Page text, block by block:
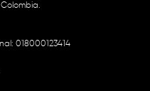
018000123414